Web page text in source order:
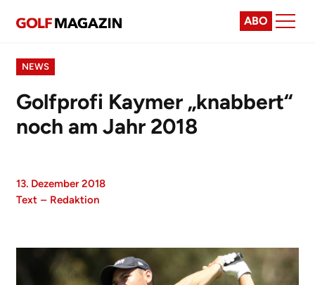
ABO
NEWS
Golfprofi Kaymer „knabbert“
noch am Jahr 2018
13. Dezember 2018
Text – Redaktion